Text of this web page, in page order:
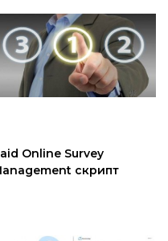
Online Survey
скрипт